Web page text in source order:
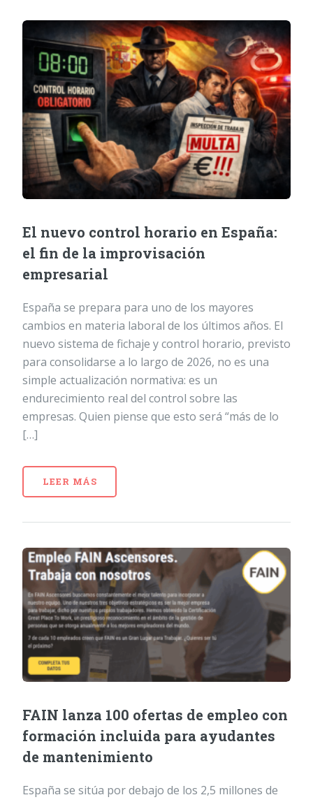
El nuevo control horario en España:
el fin de la improvisación
empresarial
España se prepara para uno de los mayores
cambios en materia laboral de los últimos años. El
nuevo sistema de fichaje y control horario, previsto
para consolidarse a lo largo de 2026, no es una
simple actualización normativa: es un
endurecimiento real del control sobre las
empresas. Quien piense que esto será “más de lo
[…]
LEER MÁS
FAIN lanza 100 ofertas de empleo con
formación incluida para ayudantes
de mantenimiento
España se sitúa por debajo de los 2,5 millones de